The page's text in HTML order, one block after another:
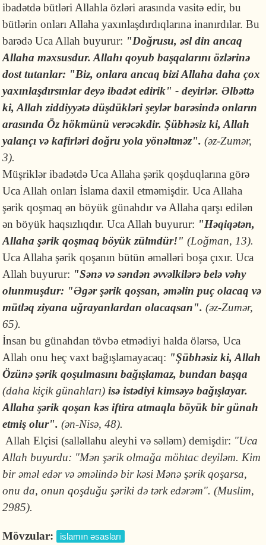
ibadətdə bütləri Allahla özləri arasında vasitə edir, bu
bütlərin onları Allaha yaxınlaşdırdıqlarına inanırdılar. Bu
barədə Uca Allah buyurur: "Doğrusu, əsl din ancaq
Allaha məxsusdur. Allahı qoyub başqalarını özlərinə
dost tutanlar: "Biz, onlara ancaq bizi Allaha daha çox
yaxınlaşdırsınlar deyə ibadət edirik" -deyirlər.Əlbəttə
ki, Allah ziddiyyətə düşdükləri şeylər barəsində onların
arasında Öz hökmünü verəcəkdir. Şübhəsiz ki, Allah
yalançı və kafirləri doğru yola yönəltməz".(əz-Zumər,
3).
Müşriklər ibadətdə Uca Allaha şərik qoşduqlarına görə
Uca Allah onları İslama daxil etməmişdir. Uca Allaha
şərik qoşmaq ən böyük günahdır və Allaha qarşı edilən
ən böyük haqsızlıqdır. Uca Allah buyurur: "Həqiqətən,
Allaha şərik qoşmaq böyük zülmdür!"(Loğman, 13).
Uca Allaha şərik qoşanın bütün əməlləri boşa çıxır. Uca
Allah buyurur: "Sənə və səndən əvvəlkilərə belə vəhy
olunmuşdur: "Əgər şərik qoşsan, əməlin puç olacaq və
mütləq ziyana uğrayanlardan olacaqsan".(əz-Zumər,
65).
İnsan bu günahdan tövbə etmədiyi halda ölərsə, Uca
Allah onu heç vaxt bağışlamayacaq: "Şübhə­sizki, Allah
Özünə şərik qoşulmasını bağışlamaz, bundan başqa
(daha kiçik günahları) isə istədiyi kimsəyə bağışlayar.
Allaha şərik qoşan kəs iftira atmaqla böyük bir günah
etmiş olur".(ən-Nisə, 48).
Allah Elçisi (salləllahu aleyhi və səlləm) demişdir: "Uca
Allah buyurdu: "Mən şərik olmağa möhtac deyiləm. Kim
bir əməl edər və əməlində bir kəsi Mənə şərik qoşarsa,
onu da, onun qoşduğu şəriki də tərk edərəm". (Muslim,
2985).
Mövzular: islamın əsasları